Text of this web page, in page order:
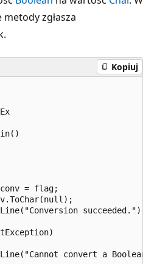
zgłasza
Kopiuj
= flag;
convert a